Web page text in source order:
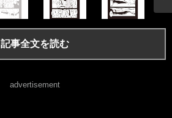
記事全文を読む
advertisement